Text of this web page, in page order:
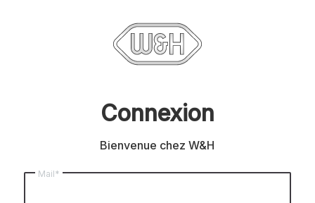
Connexion
Bienvenue chez W&H
Mail*